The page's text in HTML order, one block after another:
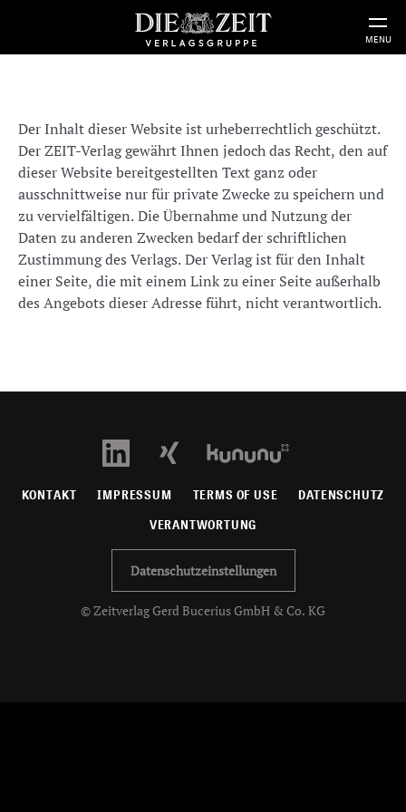
MENU
Der Inhalt dieser Website ist urheberrechtlich geschützt.
Der ZEIT-Verlag gewährt Ihnen jedoch das Recht, den auf
dieser Website bereitgestellten Text ganz oder
ausschnittweise nur für private Zwecke zu speichern und
zu vervielfältigen. Die Übernahme und Nutzung der
Daten zu anderen Zwecken bedarf der schriftlichen
Zustimmung des Verlags. Der Verlag ist für den Inhalt
einer Seite, die mit einem Link zu einer Seite außerhalb
des Angebots dieser Adresse führt, nicht verantwortlich.
KONTAKT IMPRESSUM TERMS OF USE DATENSCHUTZ
VERANTWORTUNG
Datenschutzeinstellungen
© Zeitverlag Gerd Bucerius GmbH & Co. KG